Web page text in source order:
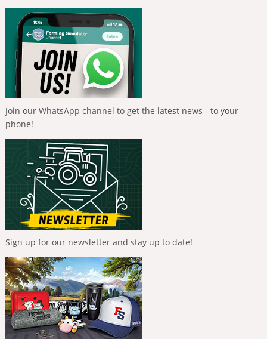
Join our WhatsApp channel to get the latest news - to your
phone!
Sign up for our newsletter and stay up to date!